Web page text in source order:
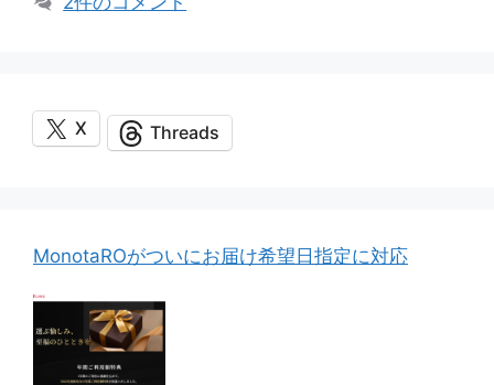
リ
X Threads
MonotaROがついにお届け希望日指定に対応